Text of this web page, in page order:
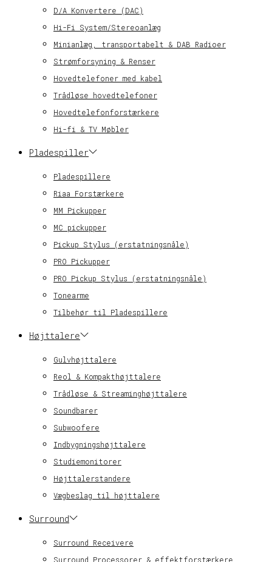
D/A Konvertere (DAC)
Hi-Fi System/Stereoanlæg
Minianlæg, transportabelt & DAB Radioer
Strømforsyning & Renser
Hovedtelefoner med kabel
Trådløse hovedtelefoner
Hovedtelefonforstærkere
Hi-fi & TV Møbler
Pladespiller
Pladespillere
Riaa Forstærkere
MM Pickupper
MC pickupper
Pickup Stylus (erstatningsnåle)
PRO Pickupper
PRO Pickup Stylus (erstatningsnåle)
Tonearme
Tilbehør til Pladespillere
Højttalere
Gulvhøjttalere
Reol & Kompakthøjttalere
Trådløse & Streaminghøjttalere
Soundbarer
Subwoofere
Indbygningshøjttalere
Studiemonitorer
Højttalerstandere
Vægbeslag til højttalere
Surround
Surround Receivere
Surround Processorer & effektforstærkere